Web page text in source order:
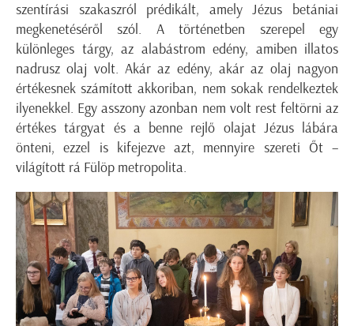
szentírási szakaszról prédikált, amely Jézus betániai
megkenetéséről szól. A történetben szerepel egy
különleges tárgy, az alabástrom edény, amiben illatos
nadrusz olaj volt. Akár az edény, akár az olaj nagyon
értékesnek számított akkoriban, nem sokak rendelkeztek
ilyenekkel. Egy asszony azonban nem volt rest feltörni az
értékes tárgyat és a benne rejlő olajat Jézus lábára
önteni, ezzel is kifejezve azt, mennyire szereti Őt –
világított rá Fülöp metropolita.